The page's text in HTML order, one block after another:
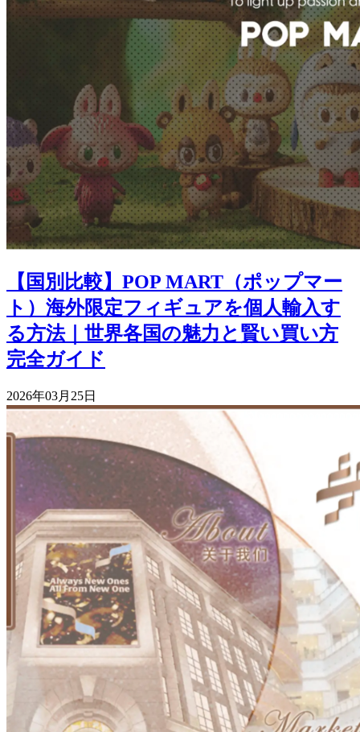
【国別比較】POP MART（ポップマー
ト）海外限定フィギュアを個人輸入す
る方法｜世界各国の魅力と賢い買い方
完全ガイド
2026年03月25日